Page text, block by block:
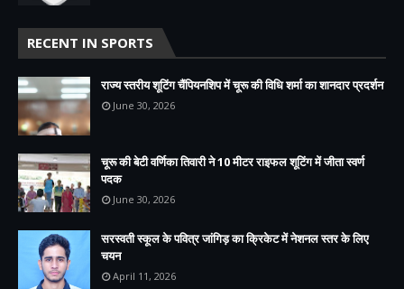
RECENT IN SPORTS
राज्य स्तरीय शूटिंग चैंपियनशिप में चूरू की विधि शर्मा का शानदार प्रदर्शन
June 30, 2026
चूरू की बेटी वर्णिका तिवारी ने 10 मीटर राइफल शूटिंग में जीता स्वर्ण
पदक
June 30, 2026
सरस्वती स्कूल के पवित्र जांगिड़ का क्रिकेट में नेशनल स्तर के लिए
चयन
April 11, 2026